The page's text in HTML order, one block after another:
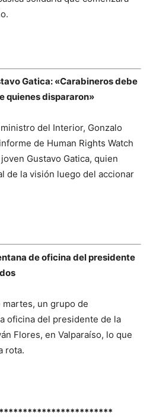
Gatica: «Carabineros debe
quienes dispararon»
del Interior, Gonzalo
de Human Rights Watch
Gustavo Gatica, quien
de la visión luego del accionar
de oficina del presidente
un grupo de
oficina del presidente de la
Flores, en Valparaíso, lo que
rota.